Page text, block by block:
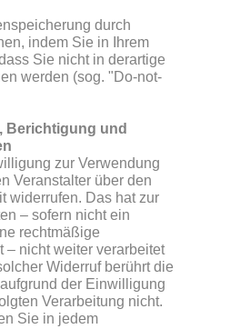
durch
indem Sie in Ihrem
Sie nicht in derartige
werden (sog. "Do-not-
Berichtigung und
zur Verwendung
Veranstalter über den
widerrufen. Das hat zur
– sofern nicht ein
rechtmäßige
– nicht weiter verarbeitet
Widerruf berührt die
der Einwilligung
Verarbeitung nicht.
Sie in jedem